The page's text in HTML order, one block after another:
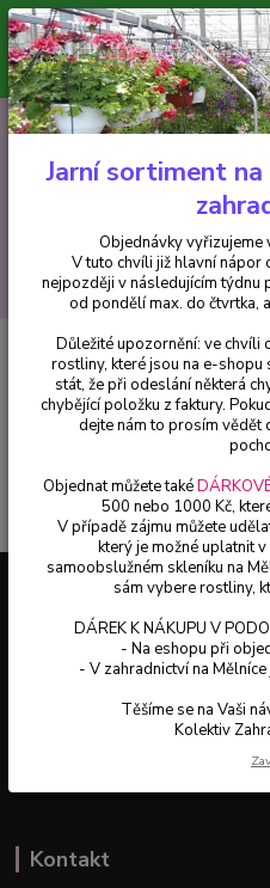
Minimální hodnota pro
V tuto chvíli již hlavní nápor
nejpozději v následujícím týdnu
vyřizujeme v
+420 602 223 614
Balkónové rostliny
Převislé hvozdíky
V této kategorii nebylo nalezeno
Informace pro
Otevírací doba:
Pondělí až pátek: 8-16 hod.
Online odstoupení od kupní
Kontakt
Jarní sortiment
Objednávky vyřizujeme
V tuto chvíli již hlavní nápor
nejpozději v následujícím týdnu
od pondělí max. do čtvrtka,
Důležité upozornění: ve chvíli
rostliny, které jsou na e-shopu
stát, že při odeslání některá
chybějící položku z faktury.
dejte nám to prosím vědět
Objednat můžete také
500 nebo 1000 Kč,
V případě zájmu můžete
který je možné uplatnit
samoobslužném skleníku na
sám vybere rostliny,
DÁREK K NÁKUPU V
- Na eshopu při
- V zahradnictví na
Těšíme se na Vaši
Kolektiv